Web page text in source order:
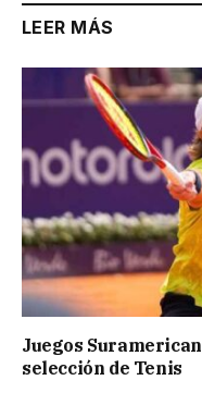
LEER MÁS
Juegos
selección de Tenis